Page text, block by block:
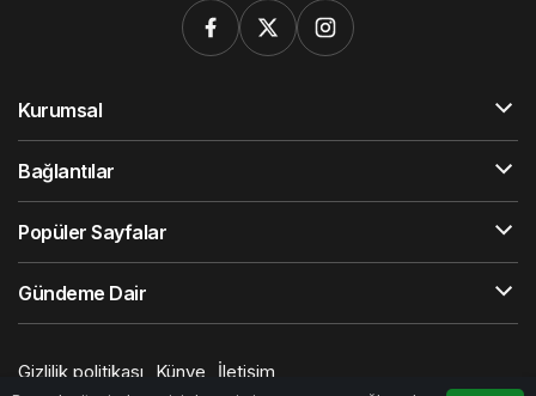
Kurumsal
Bağlantılar
Popüler Sayfalar
Gündeme Dair
Gizlilik politikası Künye
İletişim